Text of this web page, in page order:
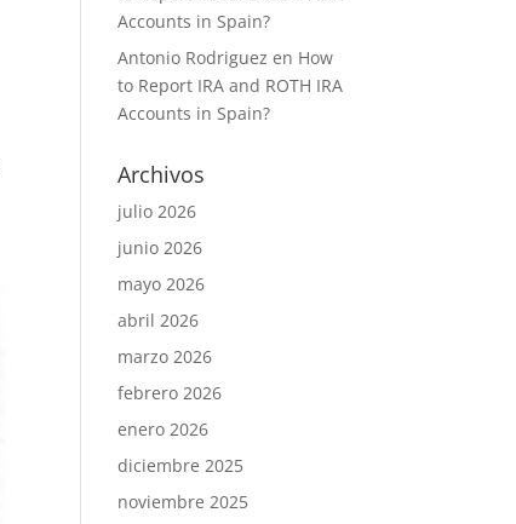
Accounts in Spain?
Antonio Rodriguez en How
to Report IRA and ROTH IRA
Accounts in Spain?
Archivos
julio 2026
junio 2026
mayo 2026
abril 2026
marzo 2026
febrero 2026
enero 2026
diciembre 2025
noviembre 2025